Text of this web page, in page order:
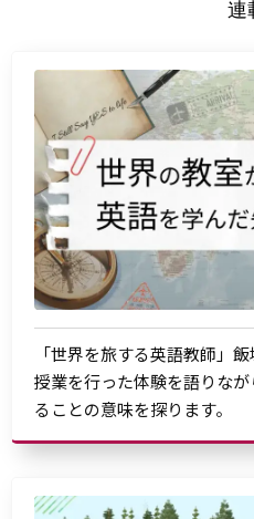
連
「世界を旅する英語教師」
授業を行った体験を語りな
ることの意味を探ります。